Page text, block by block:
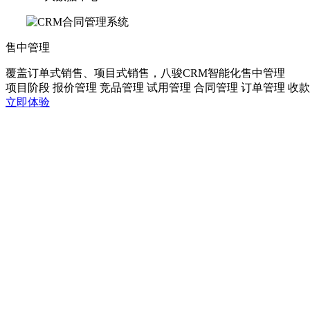
售中管理
覆盖订单式销售、项目式销售，八骏CRM智能化售中管理
项目阶段 报价管理 竞品管理 试用管理 合同管理 订单管理 收
立即体验